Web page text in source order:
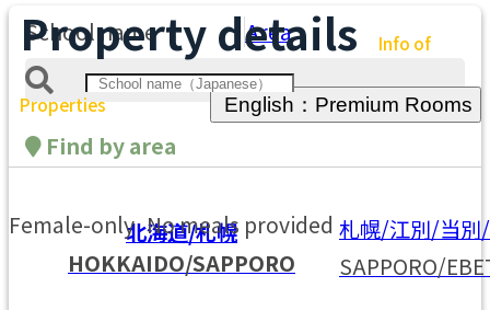
School name Area
Find by area
北海道/札幌
HOKKAIDO/SAPPORO
札幌/江別/当別
SAPPORO/
Property details Info of
Properties English：Premium Rooms
Female-only No meals provided